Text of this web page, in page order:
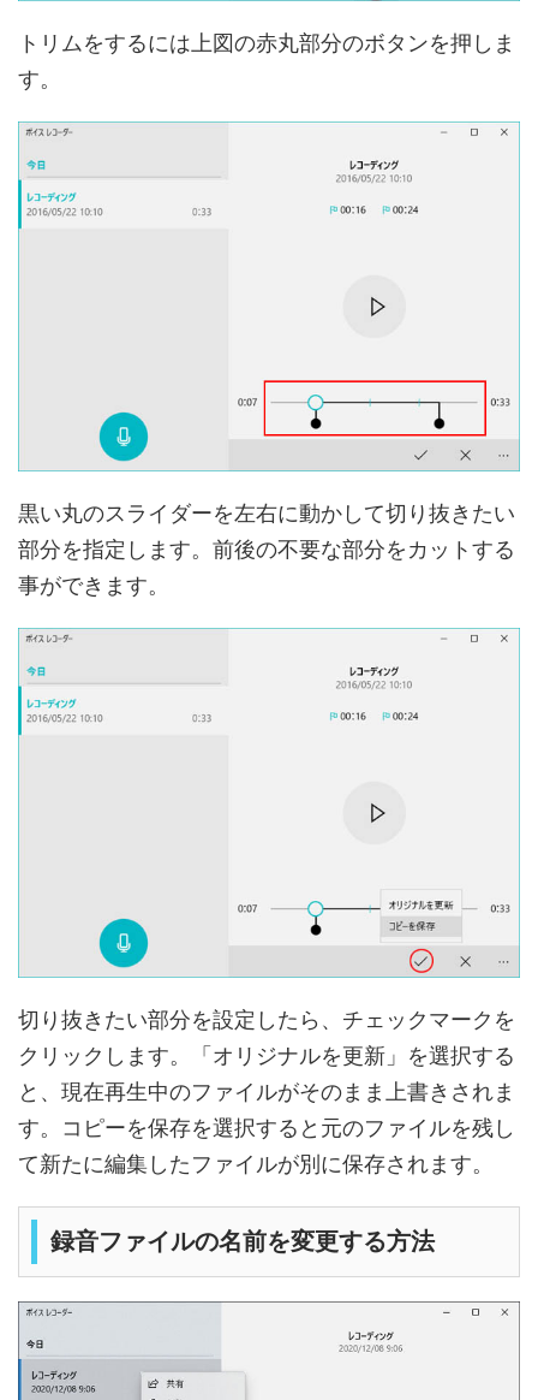
トリムをするには上図の赤丸部分のボタンを押しま
す。
黒い丸のスライダーを左右に動かして切り抜きたい
部分を指定します。前後の不要な部分をカットする
事ができます。
切り抜きたい部分を設定したら、チェックマークを
クリックします。「オリジナルを更新」を選択する
と、現在再生中のファイルがそのまま上書きされま
す。コピーを保存を選択すると元のファイルを残し
て新たに編集したファイルが別に保存されます。
録音ファイルの名前を変更する方法